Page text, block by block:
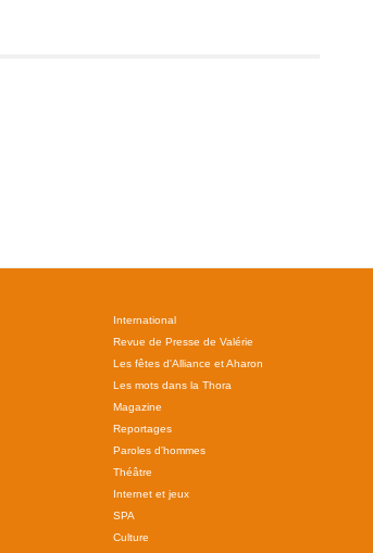
International
Revue de Presse de Valérie
Les fêtes d'Alliance et Aharon
Les mots dans la Thora
Magazine
Reportages
Paroles d'hommes
Théâtre
Internet et jeux
SPA
Culture